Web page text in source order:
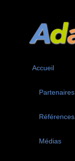
Accueil
Partenaires
Références
Médias